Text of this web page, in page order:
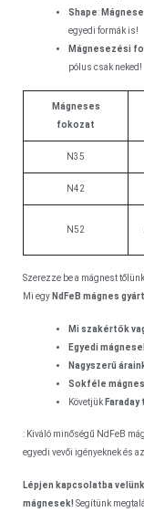
Shape:
egyedi formák is!
Mágnesezési
pólus csak
Mágneses
fokozat
N35
N42
N52
Szerezze be a mágnest
Mi egy NdFeB mágnes
Mi szakértők
Egyedi
Nagyszerű
Sokféle
Követjük
: Kiváló minőségű NdFeB
egyedi vevői igényeknek és
Lépjen kapcsolatba
mágnesek! Segítünk